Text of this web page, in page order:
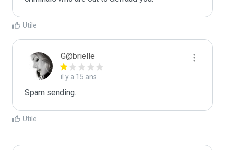
Utile
G@brielle
il y a 15 ans
Spam sending.
Utile